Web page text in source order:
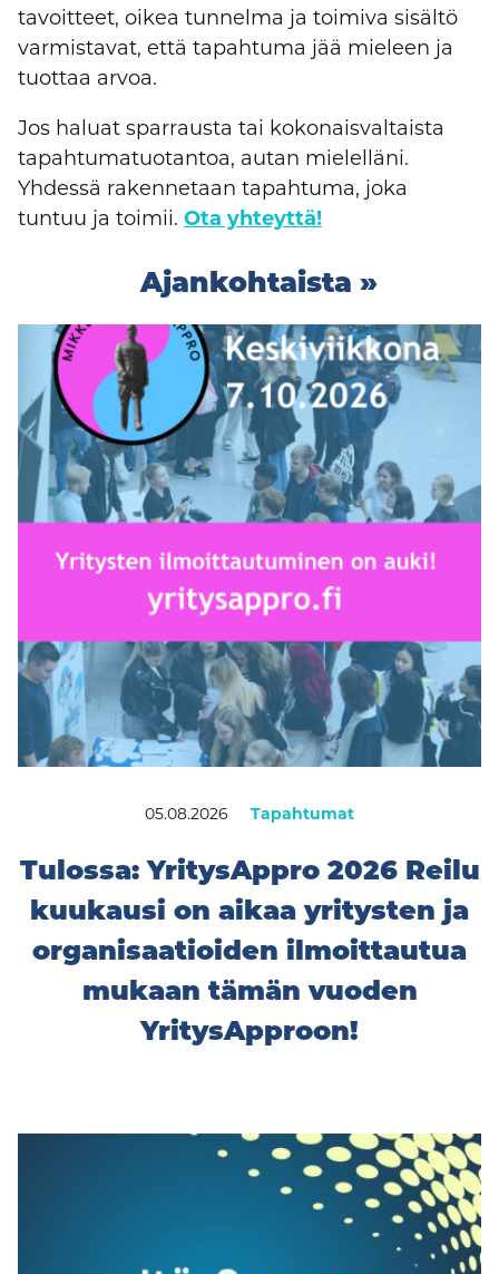
tavoitteet, oikea tunnelma ja toimiva sisältö
varmistavat, että tapahtuma jää mieleen ja
tuottaa arvoa.
Jos haluat sparrausta tai kokonaisvaltaista
tapahtumatuotantoa, autan mielelläni.
Yhdessä rakennetaan tapahtuma, joka
tuntuu ja toimii. Ota yhteyttä!
Ajankohtaista »
05.08.2026 Tapahtumat
Tulossa: YritysAppro 2026 Reilu
kuukausi on aikaa yritysten ja
organisaatioiden ilmoittautua
mukaan tämän vuoden
YritysApproon!